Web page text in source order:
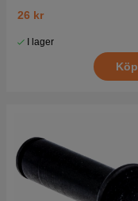
26 kr
I lager
Köp